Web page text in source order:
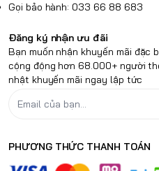
Gọi bảo hành: 033 66 88 683
Đăng ký nhận ưu đãi
Bạn muốn nhận khuyến mãi đặc
cộng động hơn 68.000+ người
nhật khuyến mãi ngay lập tức
PHƯƠNG THỨC THANH TOÁN